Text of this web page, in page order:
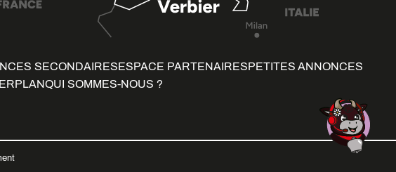
SECONDAIRESESPACE PARTENAIRESPETITES ANNONCES
QUI SOMMES-NOUS ?